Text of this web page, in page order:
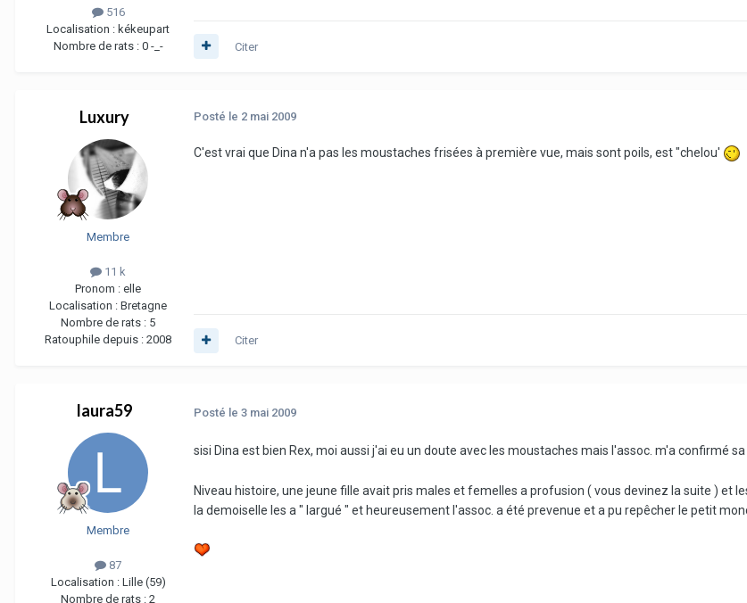
516
Localisation : kékeupart
Nombre de rats : 0 -_- Citer
Luxury
Membre
11 k
Pronom : elle
Localisation : Bretagne
Nombre de rats : 5
Ratouphile depuis : 2008
Posté le 2 mai 2009
C'est vrai que Dina n'a pas les moustaches frisées à première vue, mais sont poils, est "chelou'
Citer
laura59
Membre
87
Localisation : Lille (59)
Nombre de rats : 2
Posté le 3 mai 2009
sisi Dina est bien Rex, moi aussi j'ai eu un doute avec les moustaches mais l'assoc. m'a confirmé
Niveau histoire, une jeune fille avait pris males et femelles a profusion ( vous devinez la suite ) et
la demoiselle les a " largué " et heureusement l'assoc. a été prevenue et a pu repêcher le petit